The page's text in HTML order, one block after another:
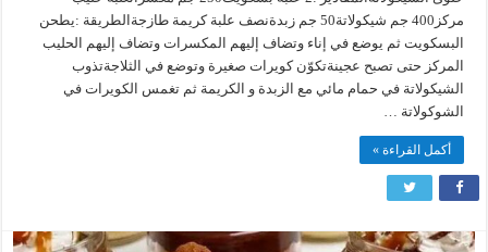
دمياط
(حلوى
الشيكولاتة)
مغلقة
مركز400 جم شيكولاتة50 جم زبدةنصف علبة كريمة طازجةالطريقة :يطحن
البسكويت ثم يوضع في إناء وتضاف إليهم المكسرات وتضاف إليهم الحليب
المركز حتى تصبح عجينةتكوّن كويرات صغيرة وتوضع في الثلاجةتذوب
الشيكولاتة في حمام مائي مع الزبدة و الكريمة ثم تغمس الكويرات في
الشوكولاتة …
أكمل القراءة »